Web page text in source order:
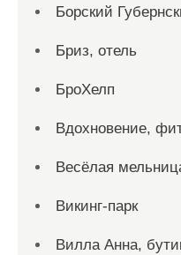
Борский
Бриз, отель
БроХелп
Вдохновение,
Весёлая
Викинг-парк
Вилла Анна,